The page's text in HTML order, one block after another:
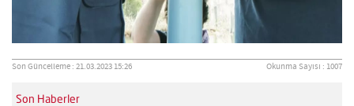
Son Güncelleme : 21.03.2023 15:26 Okunma Sayısı : 1007
Son Haberler